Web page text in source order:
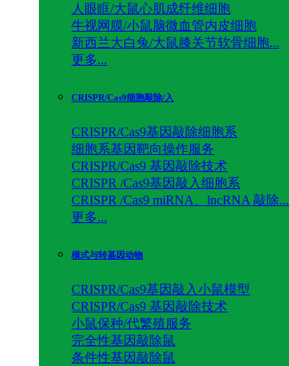
人眼眶/大鼠心肌成纤维细胞
牛视网膜/小鼠脑微血管内皮细胞
新西兰大白兔/大鼠膝关节软骨细胞...
更多...
CRISPR/Cas9细胞敲除/入
CRISPR/Cas9基因敲除细胞系
细胞系基因靶向操作服务
CRISPR/Cas9 基因敲除技术
CRISPR /Cas9基因敲入细胞系
CRISPR /Cas9 miRNA、lncRNA 敲除...
更多...
模式与转基因动物
CRISPR/Cas9基因敲入小鼠模型
CRISPR/Cas9 基因敲除技术
小鼠保种/代繁殖服务
完全性基因敲除鼠
条件性基因敲除鼠